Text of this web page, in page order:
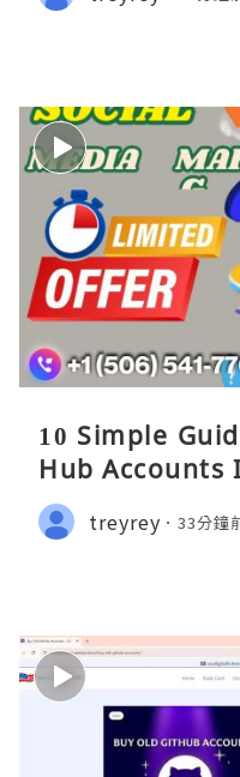
10 Simple
Hub Accounts
treyrey 33分鐘